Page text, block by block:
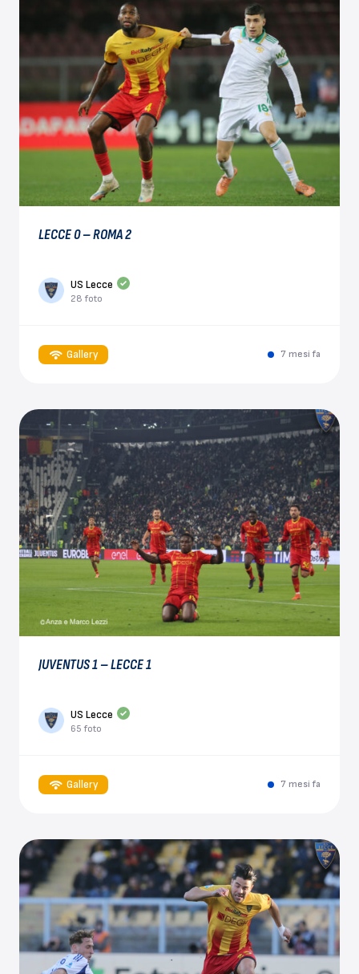
LECCE 0 – ROMA 2
US Lecce
28 foto
Gallery 7 mesi fa
JUVENTUS 1 – LECCE 1
US Lecce
65 foto
Gallery 7 mesi fa